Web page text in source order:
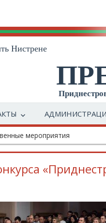
Нистрене
мероприятия